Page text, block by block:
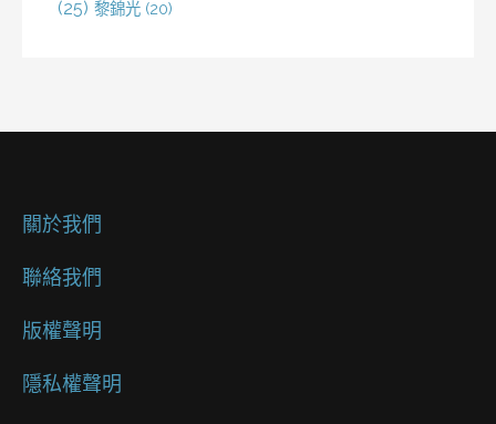
(25) 黎錦光 (20)
關於我們
聯絡我們
版權聲明
隱私權聲明